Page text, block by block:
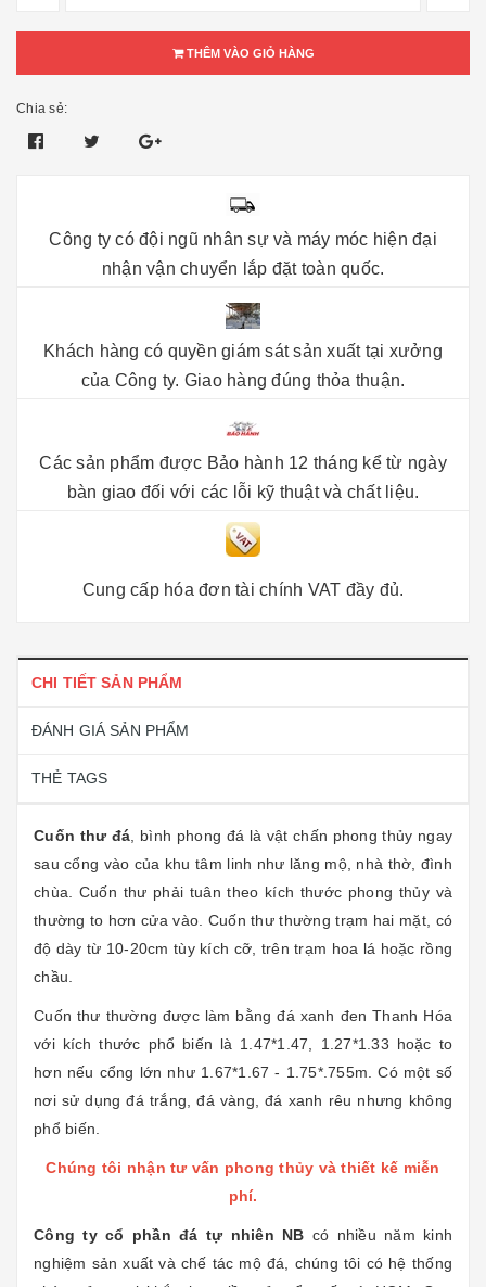
THÊM VÀO GIỎ HÀNG
Chia sẻ:
Công ty có đội ngũ nhân sự và máy móc hiện đại
nhận vận chuyển lắp đặt toàn quốc.
Khách hàng có quyền giám sát sản xuất tại xưởng
của Công ty. Giao hàng đúng thỏa thuận.
Các sản phẩm được Bảo hành 12 tháng kể từ ngày
bàn giao đối với các lỗi kỹ thuật và chất liệu.
Cung cấp hóa đơn tài chính VAT đầy đủ.
CHI TIẾT SẢN PHẨM
ĐÁNH GIÁ SẢN PHẨM
THẺ TAGS
Cuốn thư đá , bình phong đá là vật chấn phong thủy ngay
sau cổng vào của khu tâm linh như lăng mộ, nhà thờ, đình
chùa. Cuốn thư phải tuân theo kích thước phong thủy và
thường to hơn cửa vào. Cuốn thư thường trạm hai mặt, có
độ dày từ 10-20cm tùy kích cỡ, trên trạm hoa lá hoặc rồng
chầu.
Cuốn thư thường được làm bằng đá xanh đen Thanh Hóa
với kích thước phổ biến là 1.47*1.47, 1.27*1.33 hoặc to
hơn nếu cổng lớn như 1.67*1.67 - 1.75*.755m. Có một số
nơi sử dụng đá trắng, đá vàng, đá xanh rêu nhưng không
phổ biến.
Chúng tôi nhận tư vấn phong thủy và thiết kế miễn
phí.
Công ty cổ phần đá tự nhiên NB có nhiều năm kinh
nghiệm sản xuất và chế tác mộ đá, chúng tôi có hệ thống